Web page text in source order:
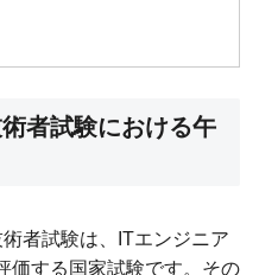
者試験における午
者試験は、ITエンジニア
価する国家試験です。その